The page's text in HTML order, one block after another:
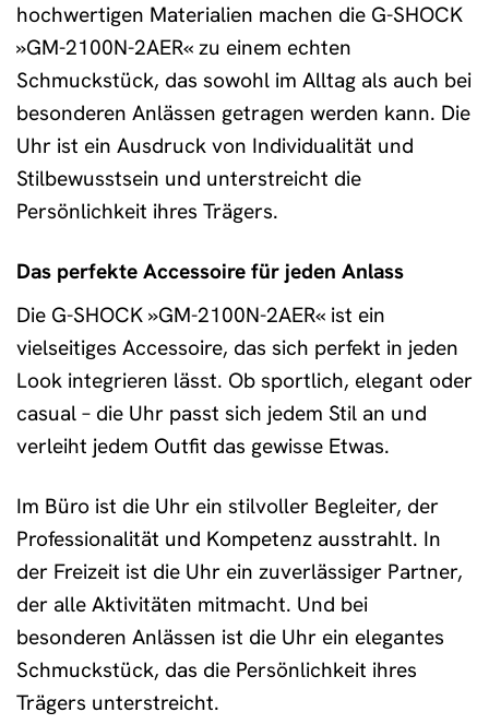
hochwertigen Materialien machen die G-SHOCK
»GM-2100N-2AER« zu einem echten
Schmuckstück, das sowohl im Alltag als auch bei
besonderen Anlässen getragen werden kann. Die
Uhr ist ein Ausdruck von Individualität und
Stilbewusstsein und unterstreicht die
Persönlichkeit ihres Trägers.
Das perfekte Accessoire für jeden Anlass
Die G-SHOCK »GM-2100N-2AER« ist ein
vielseitiges Accessoire, das sich perfekt in jeden
Look integrieren lässt. Ob sportlich, elegant oder
casual – die Uhr passt sich jedem Stil an und
verleiht jedem Outfit das gewisse Etwas.
Im Büro ist die Uhr ein stilvoller Begleiter, der
Professionalität und Kompetenz ausstrahlt. In
der Freizeit ist die Uhr ein zuverlässiger Partner,
der alle Aktivitäten mitmacht. Und bei
besonderen Anlässen ist die Uhr ein elegantes
Schmuckstück, das die Persönlichkeit ihres
Trägers unterstreicht.